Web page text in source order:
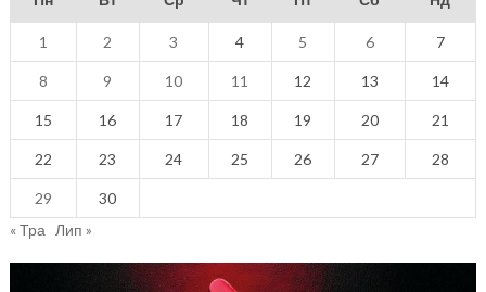
1 2 3 4 5 6 7
8 9 10 11 12 13 14
15 16 17 18 19 20 21
22 23 24 25 26 27 28
29
30
« Тра
Лип »